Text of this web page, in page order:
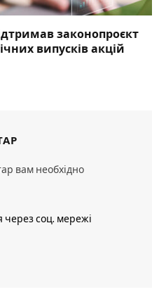
законопроєкт
випусків акцій
вам необхідно
через соц. мережі